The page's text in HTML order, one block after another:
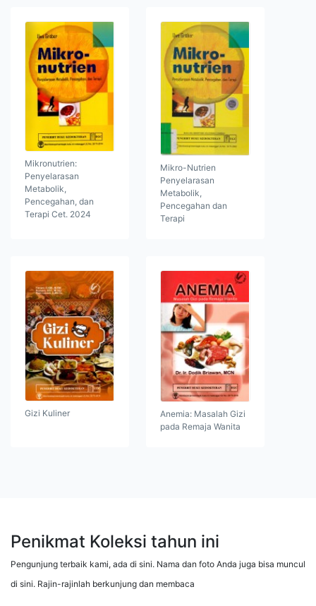
Mikronutrien:
Penyelarasan
Metabolik,
Pencegahan, dan
Terapi Cet. 2024
Mikro-Nutrien
Penyelarasan
Metabolik,
Pencegahan dan
Terapi
Gizi Kuliner
Anemia: Masalah Gizi
pada Remaja Wanita
Penikmat Koleksi tahun ini
Pengunjung terbaik kami, ada di sini. Nama dan foto Anda juga bisa muncul
di sini. Rajin-rajinlah berkunjung dan membaca